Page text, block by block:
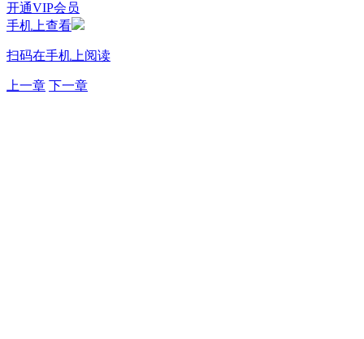
开通VIP会员
手机上查看
扫码在手机上阅读
上一章 下一章